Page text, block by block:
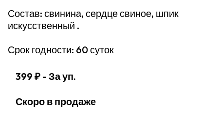
Состав: свинина, сердце свиное, шпик
искусственный .
Срок годности: 60 суток
399 ₽ - За уп.
Скоро в продаже